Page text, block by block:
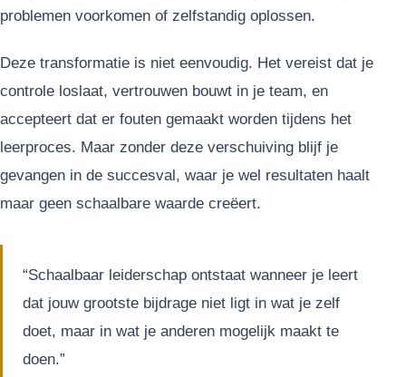
problemen voorkomen of zelfstandig oplossen.
Deze transformatie is niet eenvoudig. Het vereist dat je
controle loslaat, vertrouwen bouwt in je team, en
accepteert dat er fouten gemaakt worden tijdens het
leerproces. Maar zonder deze verschuiving blijf je
gevangen in de succesval, waar je wel resultaten haalt
maar geen schaalbare waarde creëert.
“Schaalbaar leiderschap ontstaat wanneer je leert
dat jouw grootste bijdrage niet ligt in wat je zelf
doet, maar in wat je anderen mogelijk maakt te
doen.”